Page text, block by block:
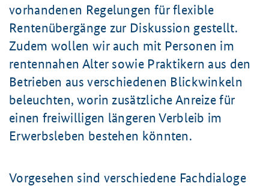
vorhandenen Regelungen für flexible
Renten­übergänge zur Diskussion gestellt.
Zudem wollen wir auch mit Personen im
rentennahen Alter sowie Praktikern aus den
Betrieben aus verschiedenen Blickwinkeln
beleuchten, worin zusätzliche Anreize für
einen freiwilligen längeren Verbleib im
Erwerbs­leben bestehen könnten.
Vorgesehen sind verschiedene Fachdialoge